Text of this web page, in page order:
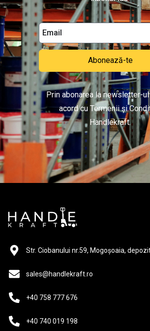
Abonează-te
Prin abonarea la newsletter-
acord cu Termenii și
Handlekraft.
Str. Ciobanului nr.59, Mogoșoaia,
sales@handlekraft.ro
+40 758 777 676
+40 740 019 198